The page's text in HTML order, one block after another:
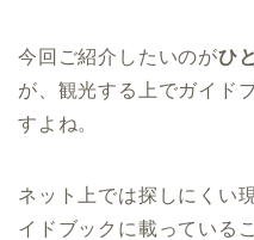
今回ご紹介したいのがひ
が、観光する上でガイド
すよね。
ネット上では探しにくい
イドブックに載っている